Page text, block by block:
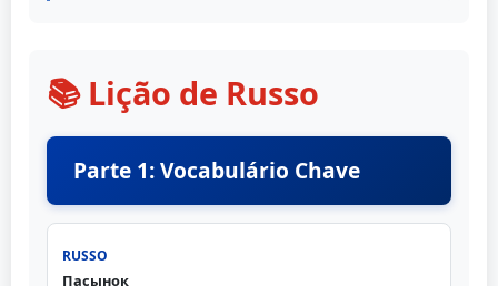
📚 Lição de Russo
Parte 1: Vocabulário Chave
Пасынок